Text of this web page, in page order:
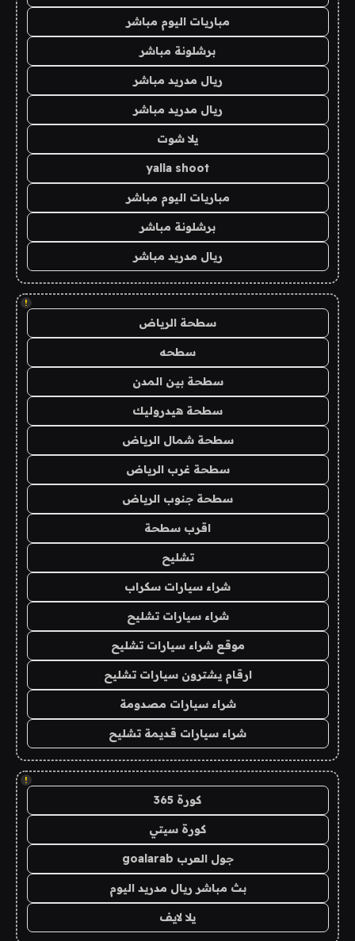
مباريات اليوم مباشر
برشلونة مباشر
ريال مدريد مباشر
ريال مدريد مباشر
يلا شوت
yalla shoot
مباريات اليوم مباشر
برشلونة مباشر
ريال مدريد مباشر
!
سطحة الرياض
سطحه
سطحة بين المدن
سطحة هيدروليك
سطحة شمال الرياض
سطحة غرب الرياض
سطحة جنوب الرياض
اقرب سطحة
تشليح
شراء سيارات سكراب
شراء سيارات تشليح
موقع شراء سيارات تشليح
ارقام يشترون سيارات تشليح
شراء سيارات مصدومة
شراء سيارات قديمة تشليح
!
كورة 365
كورة سيتي
جول العرب goalarab
بث مباشر ريال مدريد اليوم
يلا لايف